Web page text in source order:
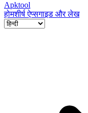
Apktool
होमशीर्ष ऐप्सगाइड और लेख